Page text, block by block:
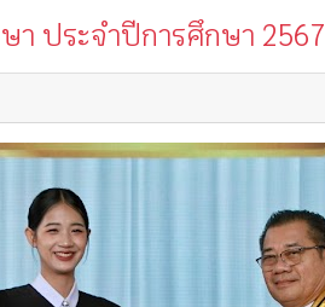
ประจำปีการศึกษา 2567